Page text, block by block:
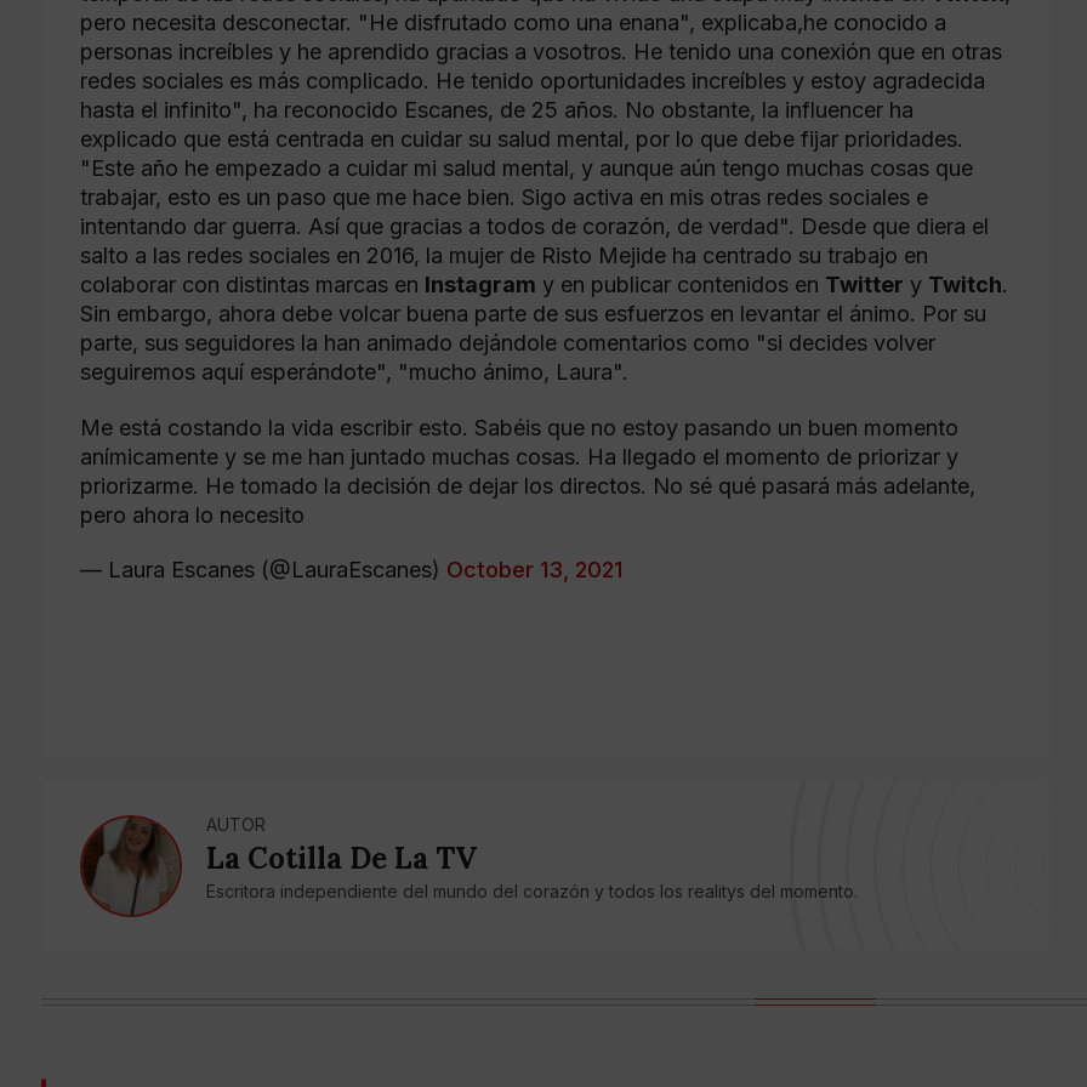
pero necesita desconectar. "He disfrutado como una enana", explicaba,he conocido a
personas increíbles y he aprendido gracias a vosotros. He tenido una conexión que en otras
redes sociales es más complicado. He tenido oportunidades increíbles y estoy agradecida
hasta el infinito", ha reconocido Escanes, de 25 años. No obstante, la influencer ha
explicado que está centrada en cuidar su salud mental, por lo que debe fijar prioridades.
"Este año he empezado a cuidar mi salud mental, y aunque aún tengo muchas cosas que
trabajar, esto es un paso que me hace bien. Sigo activa en mis otras redes sociales e
intentando dar guerra. Así que gracias a todos de corazón, de verdad". Desde que diera el
salto a las redes sociales en 2016, la mujer de Risto Mejide ha centrado su trabajo en
colaborar con distintas marcas en Instagram y en publicar contenidos en Twitter y Twitch.
Sin embargo, ahora debe volcar buena parte de sus esfuerzos en levantar el ánimo. Por su
parte, sus seguidores la han animado dejándole comentarios como "si decides volver
seguiremos aquí esperándote", "mucho ánimo, Laura".
Me está costando la vida escribir esto. Sabéis que no estoy pasando un buen momento
anímicamente y se me han juntado muchas cosas. Ha llegado el momento de priorizar y
priorizarme. He tomado la decisión de dejar los directos. No sé qué pasará más adelante,
pero ahora lo necesito
— Laura Escanes (@LauraEscanes) October 13, 2021
AUTOR
La Cotilla De La TV
Escritora independiente del mundo del corazón y todos los realitys del momento.